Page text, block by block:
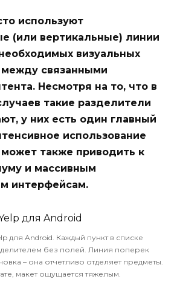
используют
(или вертикальные) линии
визуальных
связанными
Несмотря на то, что в
такие разделители
у них есть один главный
использование
также приводить к
и массивным
интерфейсам.
для Android. Каждый пункт в списке
без полей. Линия поперек
– она отчетливо отделяет предметы.
макет ощущается тяжелым.